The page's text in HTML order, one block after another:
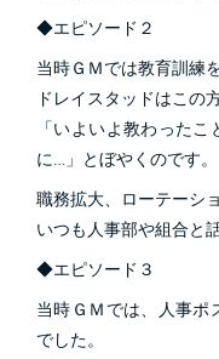
◆エピソード２
当時ＧＭでは教育訓練
ドレイスタッドはこの
「いよいよ教わった
に…」とぼやくのです。
職務拡大、ローテーシ
いつも人事部や組合と
◆エピソード３
当時ＧＭでは、人事ポ
でした。